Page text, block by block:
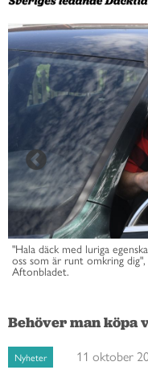
"Hala däck med luriga
oss som är runt omkring
Aftonbladet.
Behöver man köpa
Nyheter 11 oktober